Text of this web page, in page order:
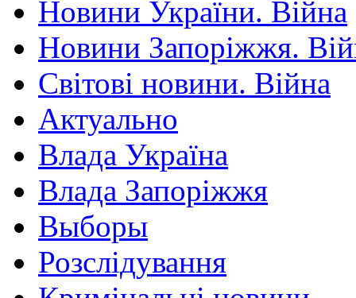
Новини України. Війна
Новини Запоріжжя.
Світові новини. Війна
Актуально
Влада Україна
Влада Запоріжжя
Выборы
Розслідування